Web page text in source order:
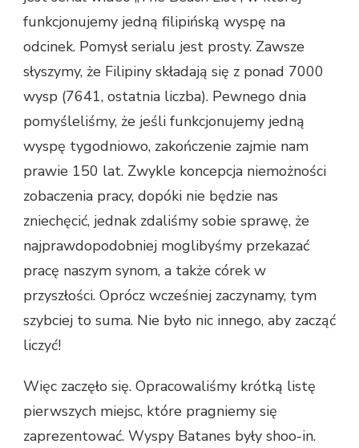
funkcjonujemy jedną filipińską wyspę na
odcinek. Pomysł serialu jest prosty. Zawsze
słyszymy, że Filipiny składają się z ponad 7000
wysp (7641, ostatnia liczba). Pewnego dnia
pomyśleliśmy, że jeśli funkcjonujemy jedną
wyspę tygodniowo, zakończenie zajmie nam
prawie 150 lat. Zwykle koncepcja niemożności
zobaczenia pracy, dopóki nie będzie nas
zniechęcić, jednak zdaliśmy sobie sprawę, że
najprawdopodobniej moglibyśmy przekazać
pracę naszym synom, a także córek w
przyszłości. Oprócz wcześniej zaczynamy, tym
szybciej to suma. Nie było nic innego, aby zacząć
liczyć!
Więc zaczęło się. Opracowaliśmy krótką listę
pierwszych miejsc, które pragniemy się
zaprezentować. Wyspy Batanes były shoo-in.